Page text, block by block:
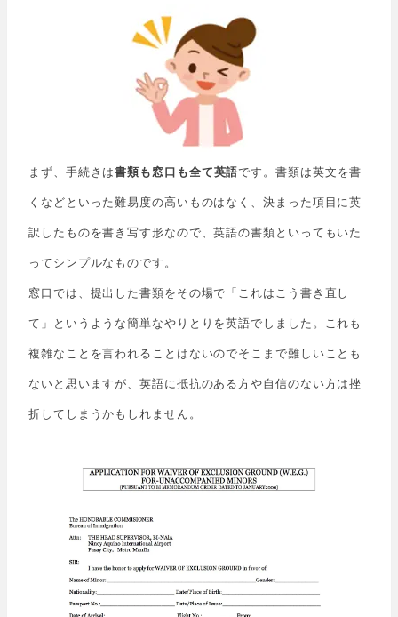
まず、手続きは書類も窓口も全て英語です。書類は英文を書
くなどといった難易度の高いものはなく、決まった項目に英
訳したものを書き写す形なので、英語の書類といってもいた
ってシンプルなものです。
窓口では、提出した書類をその場で「これはこう書き直し
て」というような簡単なやりとりを英語でしました。これも
複雑なことを言われることはないのでそこまで難しいことも
ないと思いますが、英語に抵抗のある方や自信のない方は挫
折してしまうかもしれません。